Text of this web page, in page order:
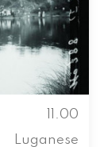
11.00
Luganese